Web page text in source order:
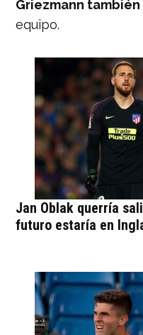
Griezmann
equipo.
Jan Oblak querría
futuro estaría en